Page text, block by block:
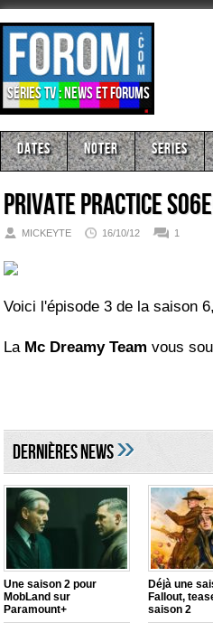
Séries TV : news et forums
Dates Noter Series
Private Practice
MICKEYTE 16/10/12 1
Voici l'épisode 3 de la saison
La Mc Dreamy Teamvous
DERNIÈRES NEWS»
Une saison 2 pour
MobLand sur
Paramount+
Déjà une
Fallout,
saison 2